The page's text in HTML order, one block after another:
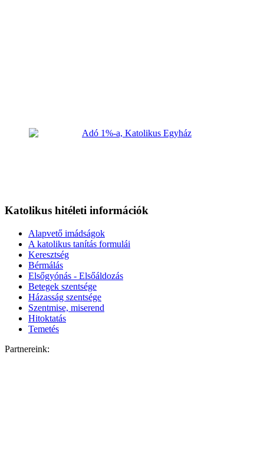
Katolikus hitéleti információk
Alapvető imádságok
A katolikus tanítás formulái
Keresztség
Bérmálás
Elsőgyónás - Elsőáldozás
Betegek szentsége
Házasság szentsége
Szentmise, miserend
Hitoktatás
Temetés
Partnereink: